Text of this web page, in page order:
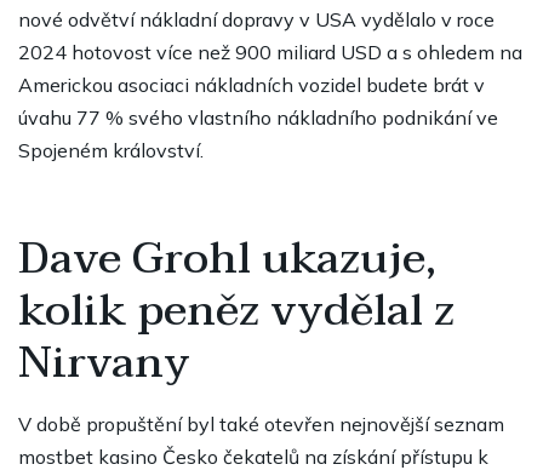
nové odvětví nákladní dopravy v USA vydělalo v roce
2024 hotovost více než 900 miliard USD a s ohledem na
Americkou asociaci nákladních vozidel budete brát v
úvahu 77 % svého vlastního nákladního podnikání ve
Spojeném království.
Dave Grohl ukazuje,
kolik peněz vydělal z
Nirvany
V době propuštění byl také otevřen nejnovější seznam
mostbet kasino Česko čekatelů na získání přístupu k